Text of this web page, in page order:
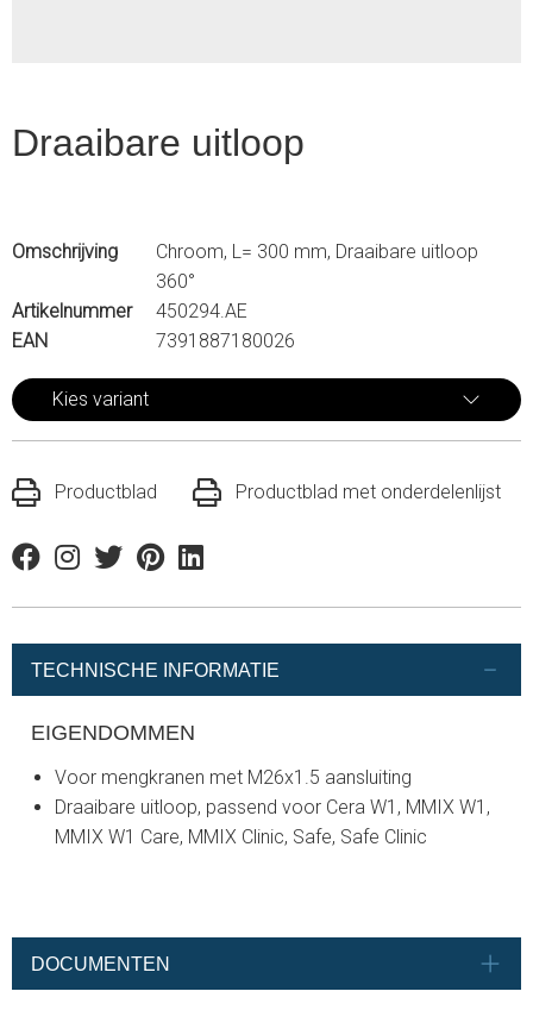
Draaibare uitloop
Omschrijving
Chroom, L= 300 mm, Draaibare uitloop
360°
Artikelnummer
450294.AE
EAN
7391887180026
Kies variant
Productblad Productblad met onderdelenlijst
FacebookInstagram
TwitterPinterestLinkedin
TECHNISCHE INFORMATIE
EIGENDOMMEN
Voor mengkranen met M26x1.5 aansluiting
Draaibare uitloop, passend voor Cera W1, MMIX W1,
MMIX W1 Care, MMIX Clinic, Safe, Safe Clinic
DOCUMENTEN